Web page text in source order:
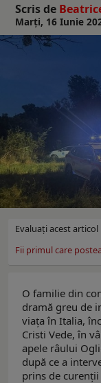
Scris de
Marți, 16 Iunie
Evaluaţi acest articol
Fii primul care
O familie din
dramă greu de
viața în Italia,
Cristi Vede, în
apele râului
după ce a
prins de